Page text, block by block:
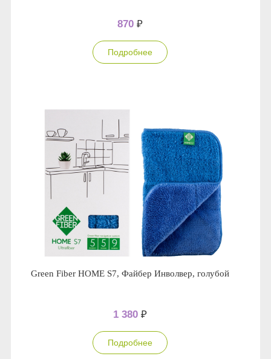
870 ₽
Подробнее
Green Fiber HOME S7, Файбер Инволвер, голубой
1 380 ₽
Подробнее